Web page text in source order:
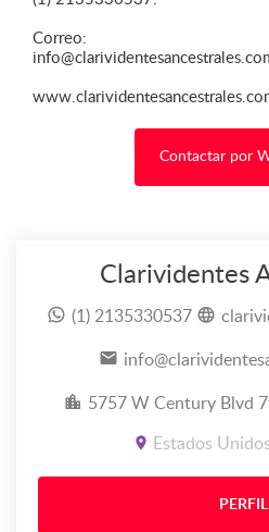
Correo:
Contactar por
Clarividentes
(1) 2135330537
5757 W Century Blvd
Estados
PERFIL